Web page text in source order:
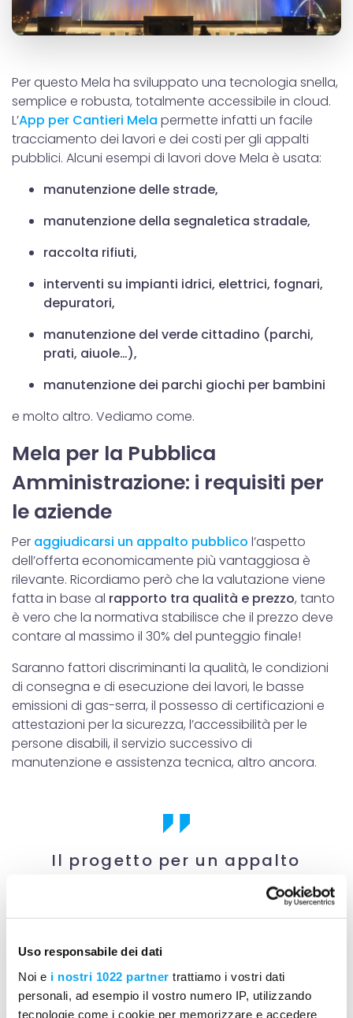
Uso responsabile dei dati
Noi e i nostri 1022 partner trattiamo i vostri dati
personali, ad esempio il vostro numero IP, utilizzando
tecnologie come i cookie per memorizzare e accedere
Per questo Mela ha sviluppato una tecnologia snella,
semplice e robusta, totalmente accessibile in cloud.
L’App per Cantieri Mela permette infatti un facile
tracciamento dei lavori e dei costi per gli appalti
pubblici. Alcuni esempi di lavori dove Mela è usata:
manutenzione delle strade,
manutenzione della segnaletica stradale,
raccolta rifiuti,
interventi su impianti idrici, elettrici, fognari,
depuratori,
manutenzione del verde cittadino (parchi,
prati, aiuole…),
manutenzione dei parchi giochi per bambini
e molto altro. Vediamo come.
Mela per la Pubblica
Amministrazione: i requisiti per
le aziende
Per aggiudicarsi un appalto pubblico l’aspetto
dell’offerta economicamente più vantaggiosa è
rilevante. Ricordiamo però che la valutazione viene
fatta in base al rapporto tra qualità e prezzo, tanto
è vero che la normativa stabilisce che il prezzo deve
contare al massimo il 30% del punteggio finale!
Saranno fattori discriminanti la qualità, le condizioni
di consegna e di esecuzione dei lavori, le basse
emissioni di gas-serra, il possesso di certificazioni e
attestazioni per la sicurezza, l’accessibilità per le
persone disabili, il servizio successivo di
manutenzione e assistenza tecnica, altro ancora.
Il progetto per un appalto
pubblico dovrà avere gli
strumenti digitali giusti,
chi lavora in campo, ogni
giorno